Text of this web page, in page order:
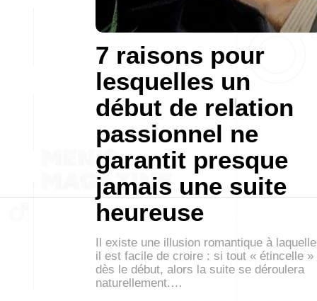
7 raisons pour
lesquelles un
début de relation
passionnel ne
garantit presque
jamais une suite
heureuse
Il existe une illusion romantique à laquelle
il est facile de croire : si tout « étincelle »
dès le début, alors la suite se déroulera
naturellement.…